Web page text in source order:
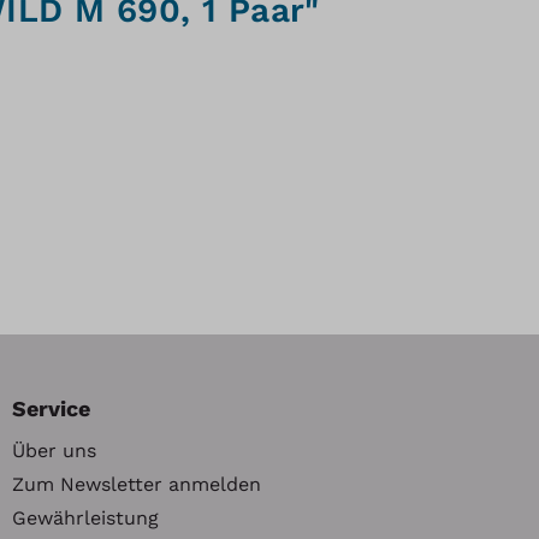
M 690, 1 Paar"
Service
Über uns
Zum Newsletter anmelden
Gewährleistung